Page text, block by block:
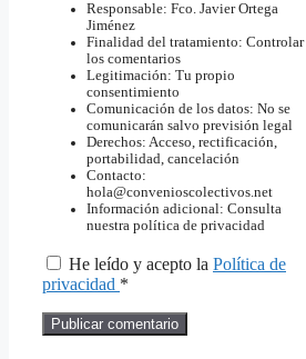
Responsable: Fco. Javier Ortega
Jiménez
Finalidad del tratamiento: Controlar
los comentarios
Legitimación: Tu propio
consentimiento
Comunicación de los datos: No se
comunicarán salvo previsión legal
Derechos: Acceso, rectificación,
portabilidad, cancelación
Contacto:
hola@convenioscolectivos.net
Información adicional: Consulta
nuestra política de privacidad
He leído y acepto la Política de
privacidad *